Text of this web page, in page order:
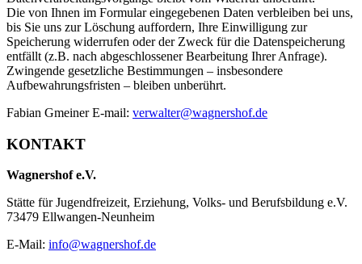
Die von Ihnen im Formular eingegebenen Daten verbleiben bei uns,
bis Sie uns zur Löschung auffordern, Ihre Einwilligung zur
Speicherung widerrufen oder der Zweck für die Datenspeicherung
entfällt (z.B. nach abgeschlossener Bearbeitung Ihrer Anfrage).
Zwingende gesetzliche Bestimmungen – insbesondere
Aufbewahrungsfristen – bleiben unberührt.
Fabian Gmeiner E-mail: verwalter@wagnershof.de
KONTAKT
Wagnershof e.V.
Stätte für Jugendfreizeit, Erziehung, Volks- und Berufsbildung e.V.
73479 Ellwangen-Neunheim
E-Mail: info@wagnershof.de